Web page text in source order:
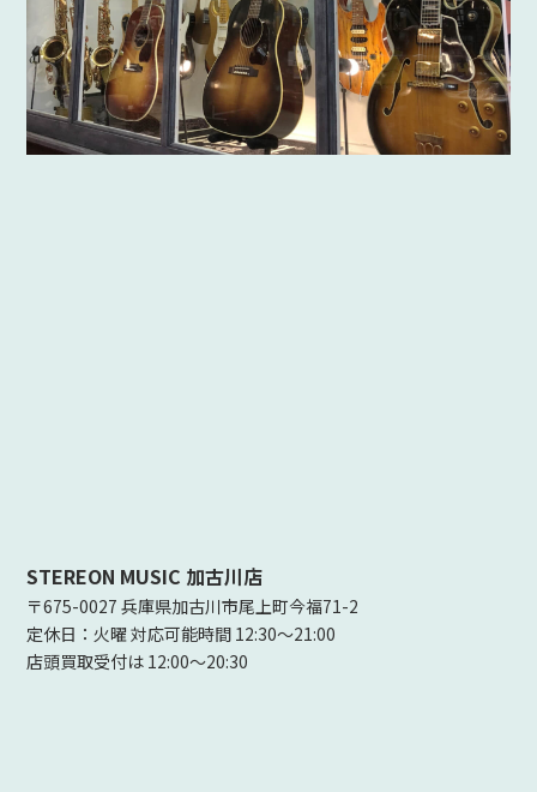
STEREON MUSIC 加古川店
〒675-0027 兵庫県加古川市尾上町今福71-2
定休日：火曜 対応可能時間 12:30～21:00
店頭買取受付は 12:00～20:30